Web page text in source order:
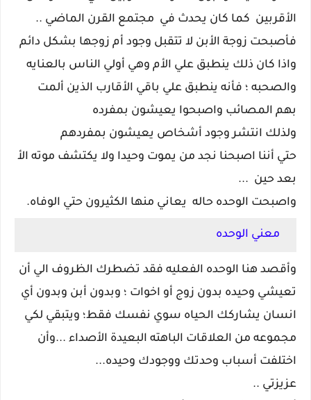
الأقربين كما كان يحدث في مجتمع القرن الماضي ..
فأصبحت زوجة الأبن لا تتقبل وجود أم زوجها بشكل دائم
واذا كان ذلك ينطبق علي الأم وهي أولي الناس بالعنايه
والصحبه ؛ فأنه ينطبق علي باقي الأقارب الذين ألمت
بهم المصائب واصبحوا يعيشون بمفرده
ولذلك انتشر وجود أشخاص يعيشون بمفردهم
حتي أننا اصبحنا نجد من يموت وحيدا ولا يكتشف موته الأ
بعد حين ...
واصبحت الوحده حاله يعاني منها الكثيرون حتي الوفاه.
معني الوحده
وأقصد هنا الوحده الفعليه فقد تضطرك الظروف الي أن
تعيشي وحيده بدون زوج أو اخوات ؛ وبدون أبن وبدون أي
انسان يشاركك الحياه سوي نفسك فقط؛ ويتبقي لكي
مجموعه من العلاقات الباهته البعيدة الأصداء ...وأن
اختلفت أسباب وحدتك ووجودك وحيده...
عزيزتي ..